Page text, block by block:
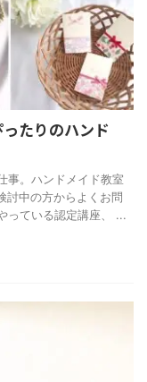
たりのハンド
事。ハンドメイド教室
討中の方からよくお問
っている認定講座、 ...